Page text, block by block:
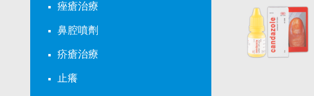
痤瘡治療
鼻腔噴劑
疥瘡治療
止癢